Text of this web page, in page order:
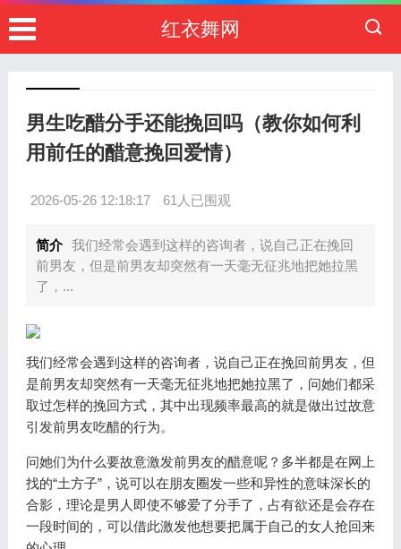
红衣舞网
男生吃醋分手还能挽回吗（教你如何利
用前任的醋意挽回爱情）
2026-05-26 12:18:17 61人已围观
简介 我们经常会遇到这样的咨询者，说自己正在挽回
前男友，但是前男友却突然有一天毫无征兆地把她拉黑
了，...
我们经常会遇到这样的咨询者，说自己正在挽回前男友，但
是前男友却突然有一天毫无征兆地把她拉黑了，问她们都采
取过怎样的挽回方式，其中出现频率最高的就是做出过故意
引发前男友吃醋的行为。
问她们为什么要故意激发前男友的醋意呢？多半都是在网上
找的“土方子”，说可以在朋友圈发一些和异性的意味深长的
合影，理论是男人即使不够爱了分手了，占有欲还是会存在
一段时间的，可以借此激发他想要把属于自己的女人抢回来